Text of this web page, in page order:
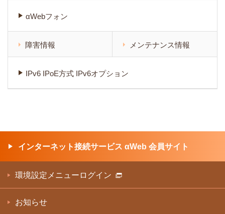
αWebフォン
障害情報 メンテナンス情報
IPv6 IPoE方式 IPv6オプション
インターネット接続サービス αWeb 会員サイト
環境設定メニューログイン
お知らせ